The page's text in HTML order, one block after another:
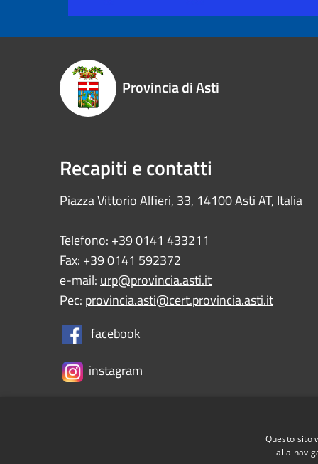
Provincia di Asti
Recapiti e contatti
Piazza Vittorio Alfieri, 33, 14100 Asti AT, Italia
Telefono: +39 0141 433211
Fax: +39 0141 592372
e-mail:urp@provincia.asti.it
Pec: provincia.asti@cert.provincia.asti.it
facebook
instagram
Sitemap
Questo sito
alla